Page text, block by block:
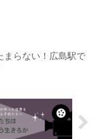
まらない！広島駅で